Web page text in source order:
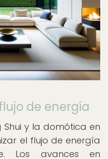
de energía
Shui y la domótica en
el flujo de energía
Los avances en